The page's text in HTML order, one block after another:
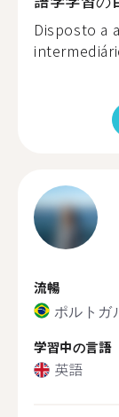
Disposto a
流暢
ポルトガ
学習中の言語
英語